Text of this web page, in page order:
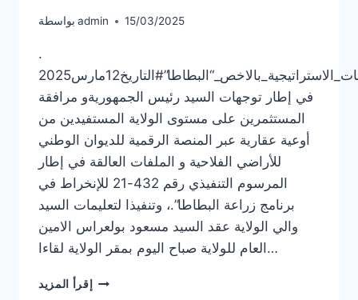
بواسطة admin 15/03/2025
.
حدث_اللقاء_مع_المستثمرين_لإمضاء_عقود_الالتزام_للانخراط_في_الزراعات_الاستراتيجية_بالاخص_“البطاطا”#التاريخ12مارس2025
في إطار توجهات السيد رئيس الجمهوريةو مرافقة
المستثمرين على مستوى الولاية المستفيدين من
أوعية عقارية عبر المنصة الرقمية للديوان الوطني
للأراضي الفلاحية و الملفات العالقة في إطار
المرسوم التنفيذي رقم 432-21 للإنخراط في
برنامج زراعة البطاطا”.، وتنفيذا لتعليمات السيد
والي الولاية عقد السيد مسعود بولعراس الامين
العام للولاية صباح اليوم بمقر الولاية لقاءا…
إقرأ المزيد ARTICLE